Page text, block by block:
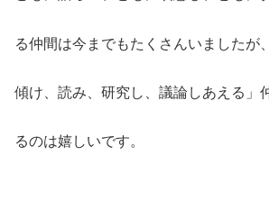
る仲間は今までもたくさんいましたが
傾け、読み、研究し、議論しあえる」
るのは嬉しいです。